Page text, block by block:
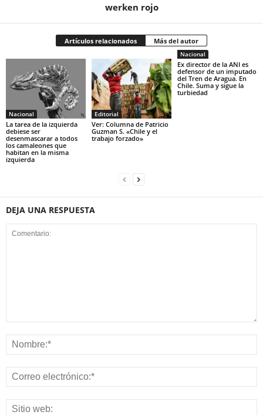
werken rojo
Artículos relacionados Más del autor
Nacional
La tarea de la izquierda
debiese ser
desenmascarar a todos
los camaleones que
habitan en la misma
izquierda
Editorial
Ver: Columna de Patricio
Guzman S. «Chile y el
trabajo forzado»
Nacional
Ex director de la ANI es
defensor de un imputado
del Tren de Aragua. En
Chile. Suma y sigue la
turbiedad
DEJA UNA RESPUESTA